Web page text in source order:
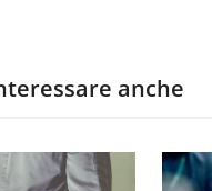
anche